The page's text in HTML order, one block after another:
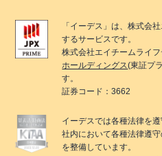
「イーデス 」は、株式会
するサービスです。
株式会社エイチームライ
ホールディングス(東証プ
す。
証券コード：3662
イーデスでは各種法律を遵
社内において各種法律遵
を整備しています。